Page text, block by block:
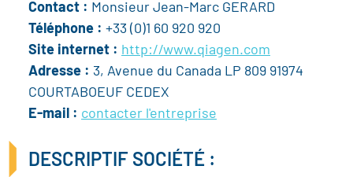
Contact : Monsieur Jean-Marc GERARD
Téléphone : +33 (0)1 60 920 920
Site internet : http://www.qiagen.com
Adresse : 3, Avenue du Canada LP 809 91974
COURTABOEUF CEDEX
E-mail : contacter l'entreprise
DESCRIPTIF SOCIÉTÉ :